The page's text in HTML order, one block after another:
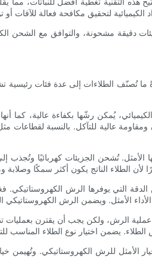
دقيقة مشحونة، والتوافق مع الشحن
ما تُصنّف الطلاءات إلى عدة فئات
يُمكن رشّها بكفاءة عالية،
عالية للتآكل. بالنسبة لقطاعات
تُشحن الجزيئات كهربائيًا وتُجذب
التي يوفرها الرش الكهروستاتيكي.
الرش، ولكن يجب أن يقترن
الأمثل للرش الكهروستاتيكي.